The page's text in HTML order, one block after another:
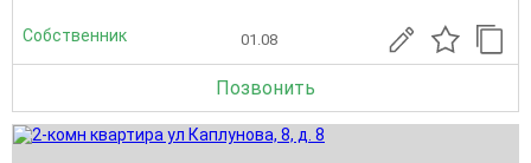
Собственник 01.08
Позвонить